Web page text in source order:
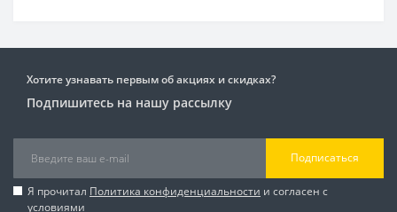
Хотите узнавать первым об акциях и скидках?
Подпишитесь на нашу рассылку
Подписаться
Я прочитал Политика конфиденциальности и согласен с
условиями